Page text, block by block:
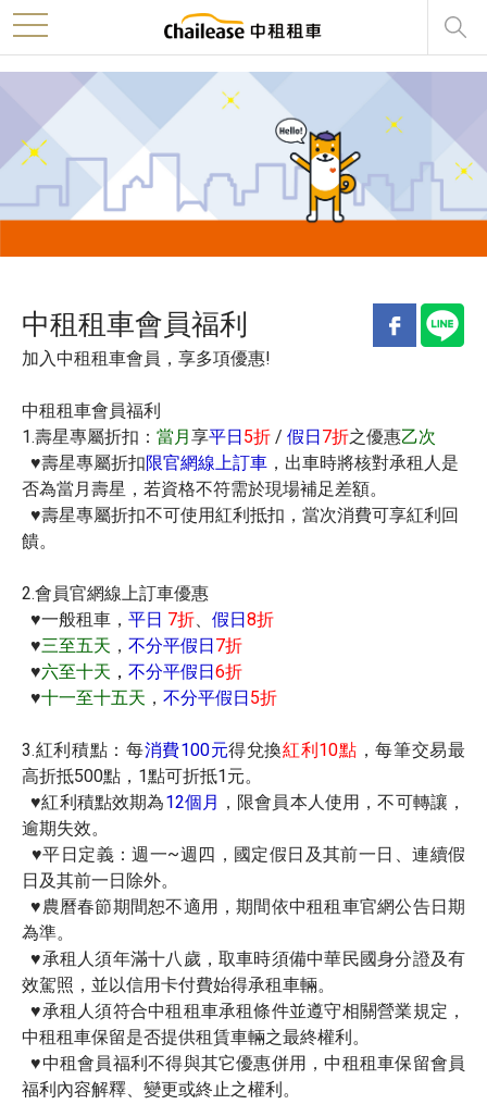
toggle
navigation
中租租車會員福利
加入中租租車會員，享多項優惠!
中租租車會員福利
1.壽星專屬折扣： 當月 享平日 5折 / 假日 7折之優惠乙次
♥壽星專屬折扣限官網線上訂車 ，出車時將核對承租人是
否為當月壽星，若資格不符需於現場補足差額。
♥壽星專屬折扣不可使用紅利抵扣，當次消費可享紅利回
饋。
2.會員官網線上訂車優惠
♥一般租車， 平日 7折、 假日 8折
♥三至五天 ， 不分平假日 7折
♥六至十天 ， 不分平假日 6折
♥十一至十五天 ， 不分平假日 5折
3.紅利積點：每消費100元得兌換紅利10點 ，每筆交易最
高折抵500點，1點可折抵1元。
♥紅利積點效期為12個月 ，限會員本人使用，不可轉讓，
逾期失效。
♥平日定義：週一~週四，國定假日及其前一日、連續假
日及其前一日除外。
♥農曆春節期間恕不適用，期間依中租租車官網公告日期
為準。
♥承租人須年滿十八 歲，取車時須備中華民國身分證及有
效駕照 ， 並以信用卡付費始得承租車輛。
♥承租人須符合中租租車承租條件並遵守相關營業規定，
中租租車保留是否提供租賃車輛之最終權利。
♥中租會員福利不得與其它優惠併用，中租租車保留會員
福利內容解釋、變更或終止之權利。